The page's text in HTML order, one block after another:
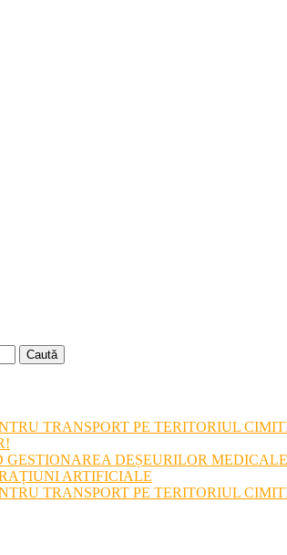
TRANSPORT PE TERITORIUL
DEȘEURILOR MEDICALE
ARTIFICIALE
TRANSPORT PE TERITORIUL